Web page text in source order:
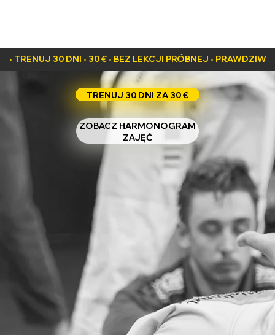
TRENUJ 30 DNI ZA 30 €
ZOBACZ HARMONOGRAM
ZAJĘĆ
• TRENUJ 30 DNI • 30 € • BEZ LEKCJI PRÓBNEJ •